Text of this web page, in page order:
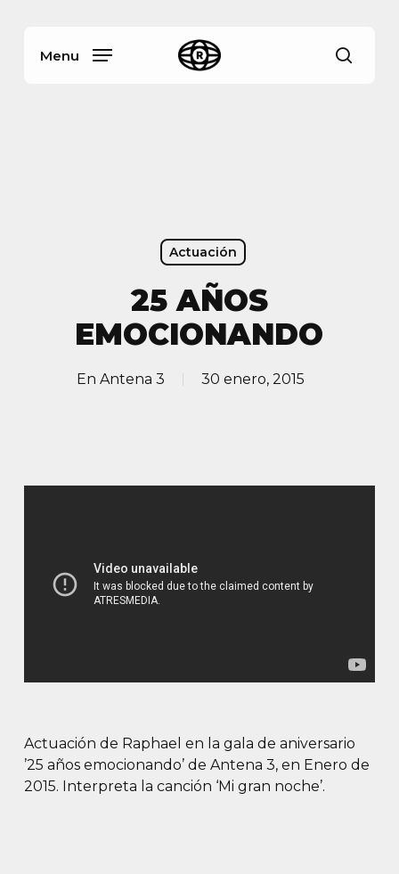
Menu
Actuación
25 AÑOS
EMOCIONANDO
En Antena 3 30 enero, 2015
Actuación de Raphael en la gala de aniversario
’25 años emocionando’ de Antena 3, en Enero de
2015. Interpreta la canción ‘Mi gran noche’.